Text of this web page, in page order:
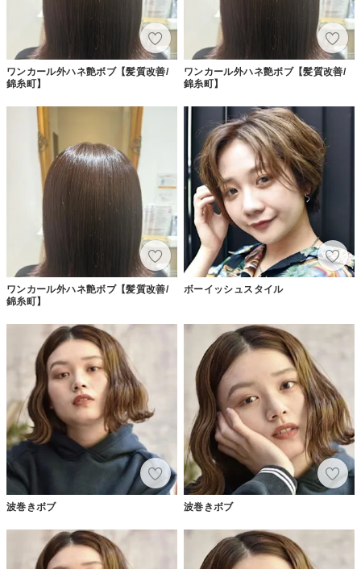
ワンカール外ハネ艶ボブ【髪質改善/
錦糸町】
ワンカール外ハネ艶ボブ【髪質改善/
錦糸町】
ワンカール外ハネ艶ボブ【髪質改善/
錦糸町】
ボーイッシュスタイル
波巻きボブ 波巻きボブ